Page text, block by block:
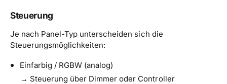
Steuerung
Je nach Panel-Typ unterscheiden sich die
Steuerungsmöglichkeiten:
Einfarbig / RGBW (analog)
→ Steuerung über Dimmer oder Controller